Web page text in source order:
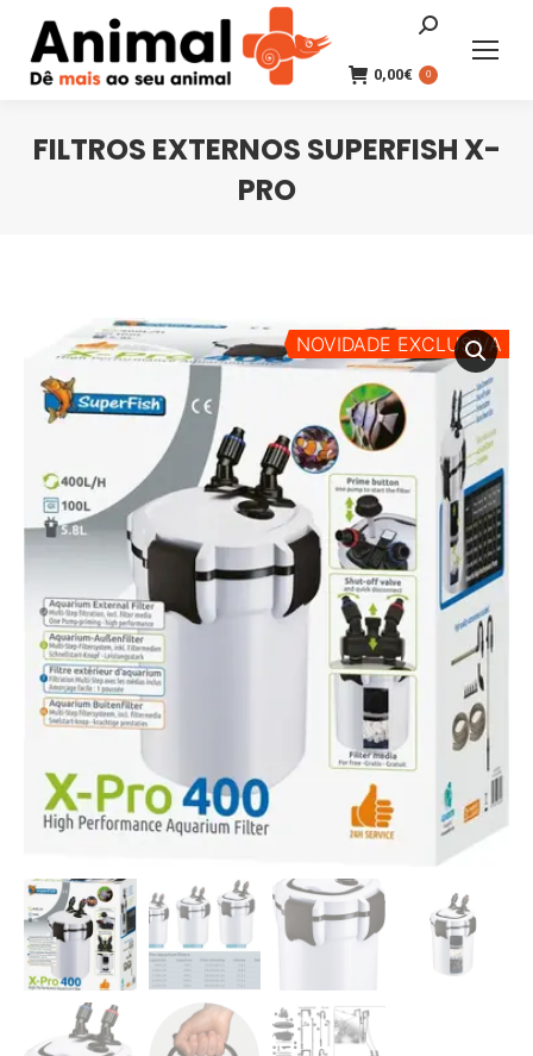
Search:
0,00€ 0
FILTROS EXTERNOS SUPERFISH X-
PRO
NOVIDADE EXCLUSIVA